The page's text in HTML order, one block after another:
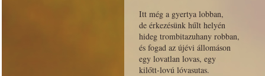
Itt még a gyertya lobban,
de érkezésünk hűlt helyén
hideg trombitazuhany robban,
és fogad az újévi állomáson
egy lovatlan lovas, egy
kilőtt-lovú lóvasutas.